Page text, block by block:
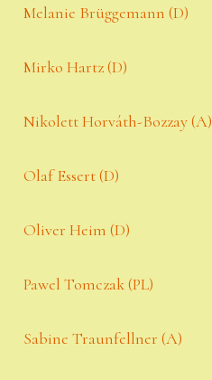
Melanie Brüggemann (D)
Mirko Hartz (D)
Nikolett Horváth-Bozzay (A)
Olaf Essert (D)
Oliver Heim (D)
Pawel Tomczak (PL)
Sabine Traunfellner (A)